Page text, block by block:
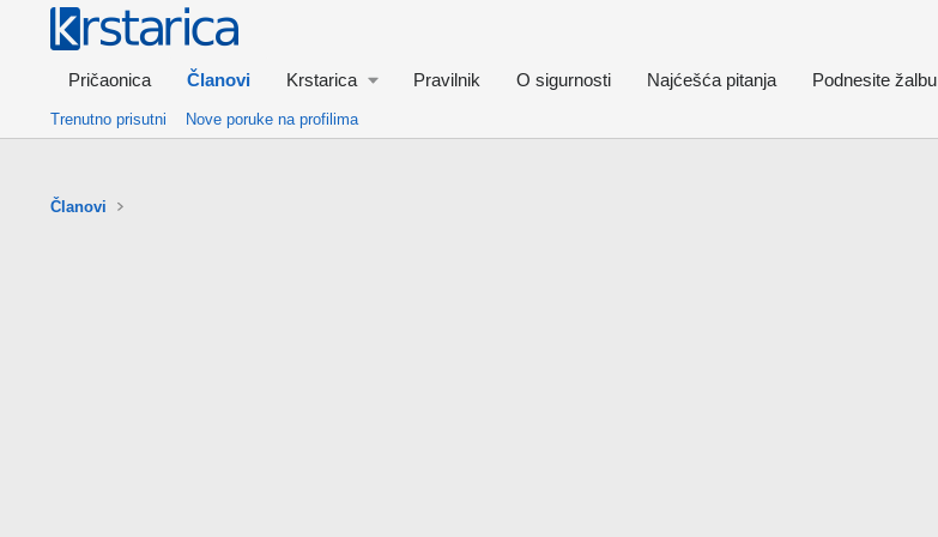
Pričaonica Članovi Krstarica Pravilnik O sigurnosti Najćešća pitanja Podnesite žalbu
Trenutno prisutni Nove poruke na profilima
Članovi